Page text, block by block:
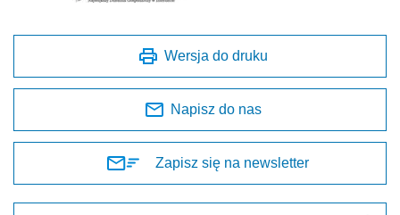
Wersja do druku
Napisz do nas
Zapisz się na newsletter